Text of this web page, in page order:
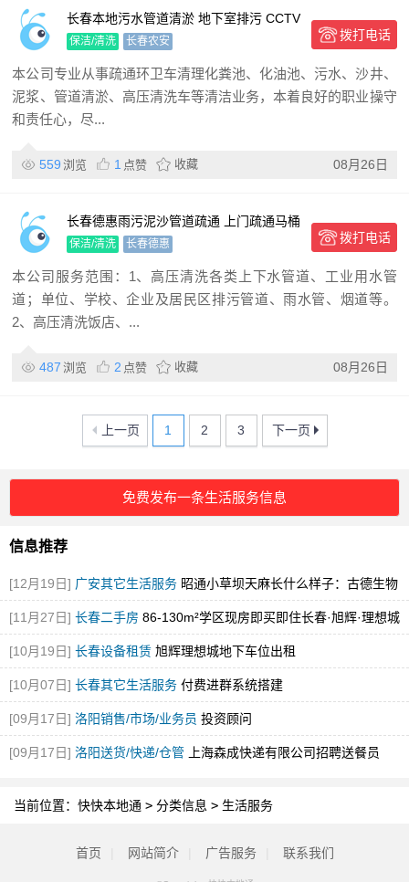
长春本地污水管道清淤 地下室排污 CCTV
管道检测公司
保洁/清洗 长春农安 拨打电话
本公司专业从事疏通环卫车清理化粪池、化油池、污水、沙井、
泥浆、管道清淤、高压清洗车等清洁业务，本着良好的职业操守
和责任心，尽...
559 浏览 1 点赞 收藏 08月26日
长春德惠雨污泥沙管道疏通 上门疏通马桶
厨房疏通公司
保洁/清洗 长春德惠 拨打电话
本公司服务范围：1、高压清洗各类上下水管道、工业用水管
道；单位、学校、企业及居民区排污管道、雨水管、烟道等。
2、高压清洗饭店、...
487 浏览 2 点赞 收藏 08月26日
上一页 1 2 3 下一页
免费发布一条生活服务信息
信息推荐
[12月19日] 广安其它生活服务 昭通小草坝天麻长什么样子：古德生物
解锁道地天麻的形态密码 [图]
[11月27日] 长春二手房 86-130m²学区现房即买即住长春·旭辉·理想城
学区房[图]
[10月19日] 长春设备租赁 旭辉理想城地下车位出租
[10月07日] 长春其它生活服务 付费进群系统搭建
[09月17日] 洛阳销售/市场/业务员 投资顾问
[09月17日] 洛阳送货/快递/仓管 上海森成快递有限公司招聘送餐员
当前位置： 快快本地通 > 分类信息 > 生活服务
首页 网站简介 广告服务 联系我们